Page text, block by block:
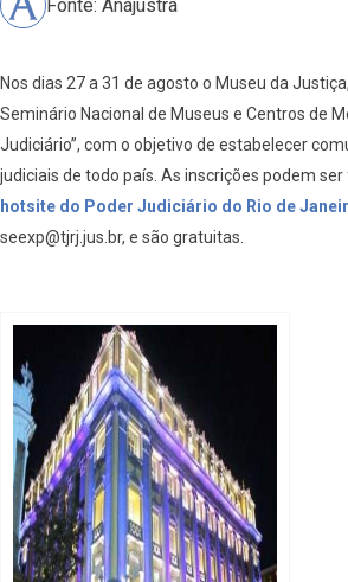
Fonte: Anajustra
Nos dias 27 a 31 de agosto o Museu da
Seminário Nacional de Museus e Centros de
Judiciário”, com o objetivo de estabelecer
judiciais de todo país. As inscrições podem
hotsite do Poder Judiciário do Rio de
seexp@tjrj.jus.br, e são gratuitas.